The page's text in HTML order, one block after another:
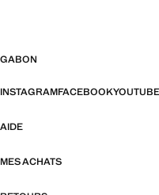
GABON
INSTAGRAMFACEBOOKYOUTUBE
AIDE
MES ACHATS